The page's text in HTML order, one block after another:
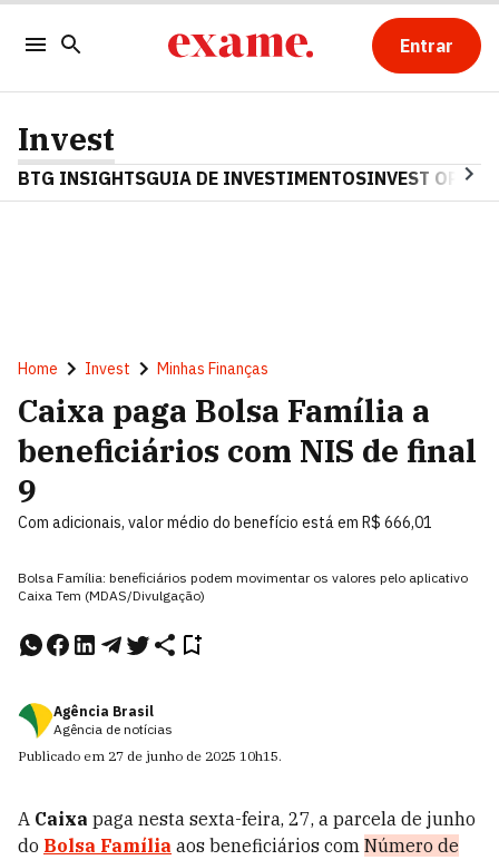
Entrar
Invest
BTG INSIGHTSGUIA DE INVESTIMENTOSINVEST OPINA
Home Invest Minhas Finanças
Caixa paga Bolsa Família a
beneficiários com NIS de final
9
Com adicionais, valor médio do benefício está em R$ 666,01
Bolsa Família: beneficiários podem movimentar os valores pelo aplicativo
Caixa Tem (MDAS/Divulgação)
Agência Brasil
Agência de notícias
Publicado em 27 de junho de 2025 10h15.
A Caixa paga nesta sexta-feira, 27, a parcela de junho
do Bolsa Família aos beneficiários com Número de